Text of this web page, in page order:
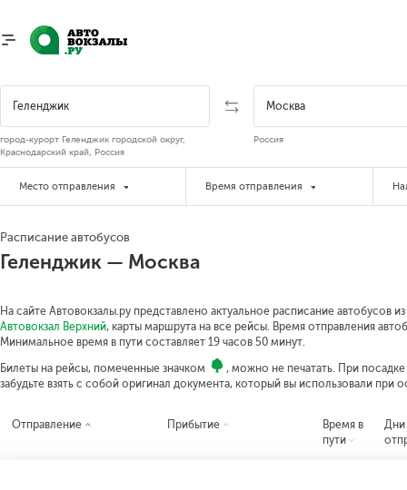
город-курорт Геленджик городской округ,
Краснодарский край, Россия
Россия
Место отправления Время отправления
Расписание автобусов
Геленджик — Москва
На сайте Автовокзалы.ру представлено актуальное расписание автобусов
Автовокзал Верхний, карты маршрута на все рейсы. Время отправления
Минимальное время в пути составляет 19 часов 50 минут.
Билеты на рейсы, помеченные значком
, можно не печатать. При
забудьте взять с собой оригинал документа, который вы использовали при
Отправление Прибытие
Время в
пути
Дни